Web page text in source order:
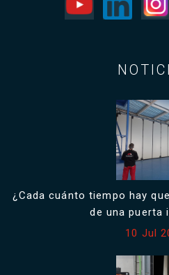
¿Cada cuánto tiempo hay
de una puerta
10 Jul